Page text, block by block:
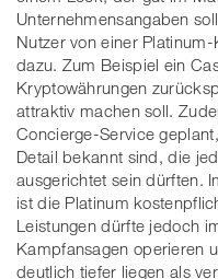
Unternehmensangaben
Nutzer von einer
dazu. Zum Beispiel ein
Kryptowährungen
attraktiv machen soll.
Concierge-Service
Detail bekannt sind, die
ausgerichtet sein dürften.
ist die Platinum
Leistungen dürfte jedoch
Kampfansagen operieren
deutlich tiefer liegen als